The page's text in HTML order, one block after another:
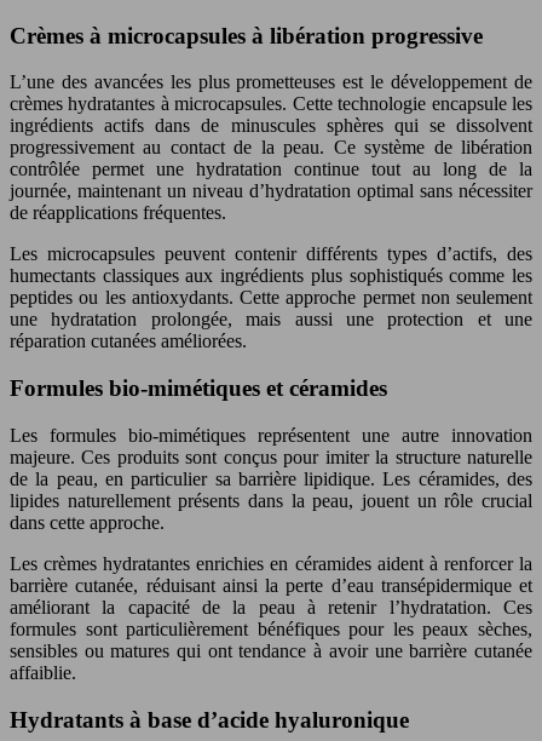
Crèmes à microcapsules à libération progressive
L’une des avancées les plus prometteuses est le développement de
crèmes hydratantes à microcapsules. Cette technologie encapsule les
ingrédients actifs dans de minuscules sphères qui se dissolvent
progressivement au contact de la peau. Ce système de libération
contrôlée permet une hydratation continue tout au long de la
journée, maintenant un niveau d’hydratation optimal sans nécessiter
de réapplications fréquentes.
Les microcapsules peuvent contenir différents types d’actifs, des
humectants classiques aux ingrédients plus sophistiqués comme les
peptides ou les antioxydants. Cette approche permet non seulement
une hydratation prolongée, mais aussi une protection et une
réparation cutanées améliorées.
Formules bio-mimétiques et céramides
Les formules bio-mimétiques représentent une autre innovation
majeure. Ces produits sont conçus pour imiter la structure naturelle
de la peau, en particulier sa barrière lipidique. Les céramides, des
lipides naturellement présents dans la peau, jouent un rôle crucial
dans cette approche.
Les crèmes hydratantes enrichies en céramides aident à renforcer la
barrière cutanée, réduisant ainsi la perte d’eau transépidermique et
améliorant la capacité de la peau à retenir l’hydratation. Ces
formules sont particulièrement bénéfiques pour les peaux sèches,
sensibles ou matures qui ont tendance à avoir une barrière cutanée
affaiblie.
Hydratants à base d’acide hyaluronique